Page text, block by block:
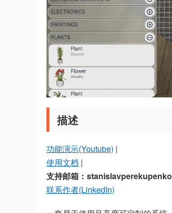
描述
功能演示(Youtube) |
使用文档 |
支持邮箱：
联系作者(LinkedIn)